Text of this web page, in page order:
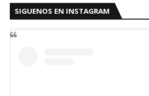
SIGUENOS EN INSTAGRAM